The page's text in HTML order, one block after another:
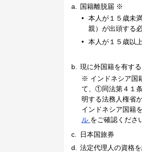
a.
国籍離脱届 ※
• 本人が１５歳未
親）が出頭する
• 本人が１５歳以
b.
現に外国籍を有す
※ インドネシア国
て、①同法第４１
明する法務人権省
インドネシア国籍
ル をご確認くださ
c.
日本国旅券
d.
法定代理人の資格